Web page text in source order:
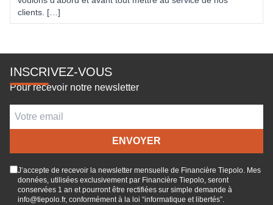
clients. […]
INSCRIVEZ-VOUS
Pour recevoir notre newsletter
J’accepte de recevoir la newsletter mensuelle de Financière Tiepolo. Mes
données, utilisées exclusivement par Financière Tiepolo, seront
conservées 1 an et pourront être rectifiées sur simple demande à
info@tiepolo.fr, conformément à la loi “informatique et libertés”.